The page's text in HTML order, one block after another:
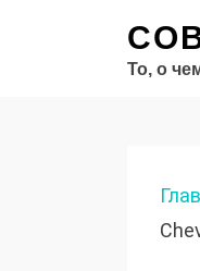
То, о